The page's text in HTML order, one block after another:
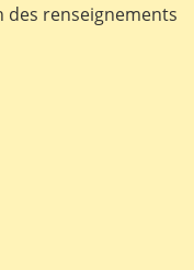
des renseignements